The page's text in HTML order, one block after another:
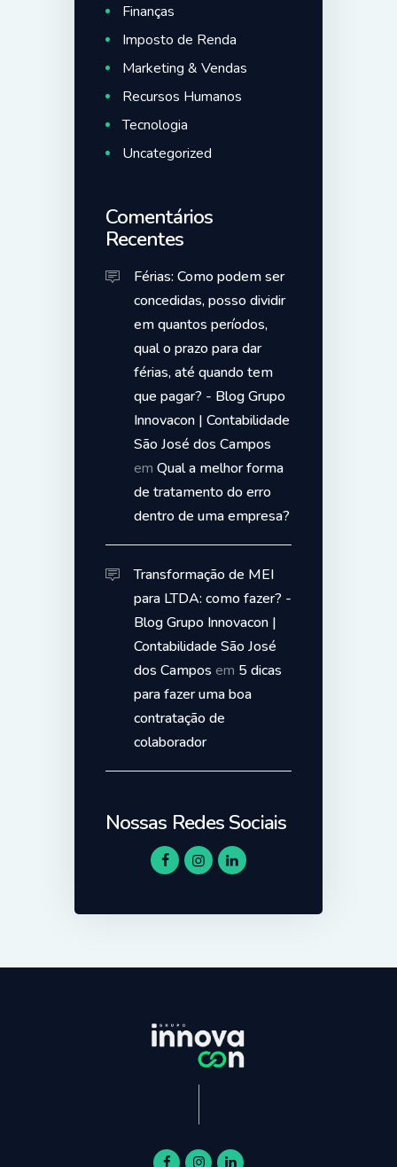
Finanças
Imposto de Renda
Marketing & Vendas
Recursos Humanos
Tecnologia
Uncategorized
Comentários
Recentes
Férias: Como podem ser
concedidas, posso dividir
em quantos períodos,
qual o prazo para dar
férias, até quando tem
que pagar? - Blog Grupo
Innovacon | Contabilidade
São José dos Campos
em Qual a melhor forma
de tratamento do erro
dentro de uma empresa?
Transformação de MEI
para LTDA: como fazer? -
Blog Grupo Innovacon |
Contabilidade São José
dos Campos em 5 dicas
para fazer uma boa
contratação de
colaborador
Nossas Redes Sociais